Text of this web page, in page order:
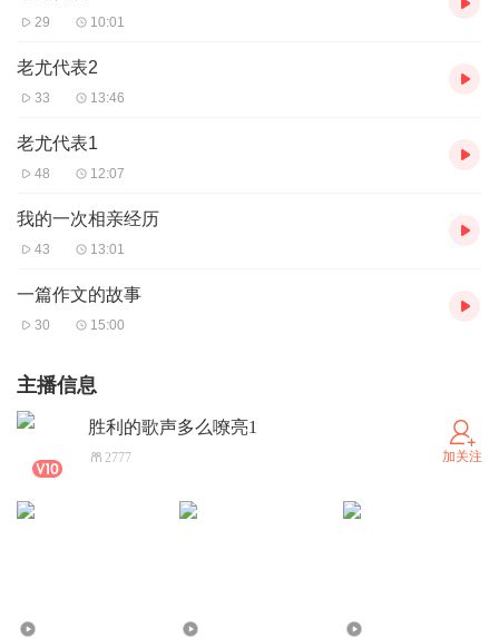
29 10:01
老尤代表2
33 13:46
老尤代表1
48 12:07
我的一次相亲经历
43 13:01
一篇作文的故事
30 15:00
主播信息
胜利的歌声多么嘹亮1
2777 加关注